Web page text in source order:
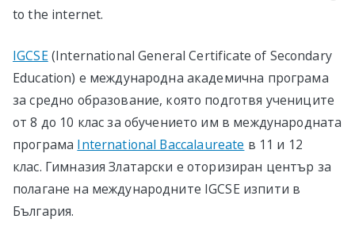
to the internet.
IGCSE (International General Certificate of Secondary
Education) e международна академична програма
за средно образование, която подготвя учениците
от 8 до 10 клас за обучението им в международната
програма International Baccalaureate в 11 и 12
клас. Гимназия Златарски е оторизиран център за
полагане на международните IGCSE изпити в
България.